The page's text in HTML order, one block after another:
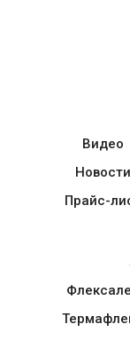
Видео
Новости
Прайс-